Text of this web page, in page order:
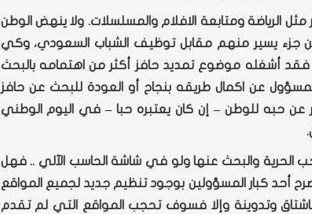
الرياضة ومتابعة الافلام والمسلسلات. ولا ينهض الوطن
عن جزء يسير منهم مقابل توظيف الشباب السعودي، وكي
أشغله موضوع تمديد حافز أكثر من اهتمامه بالبحث
عن اكمال طريقه بنجاح أو العودة للبحث عن حافز
عن حبه للوطن – إن كان يعتبره حبا – في اليوم الوطني
الحرية والبحث عنها ولو في شاشة الحاسب الآلي .. فهل
أحد كبار المسؤولين بوجود تنظيم جديد لجميع المواقع
وتدوينة وإلا فسوف تحجب المواقع التي لم تقدم